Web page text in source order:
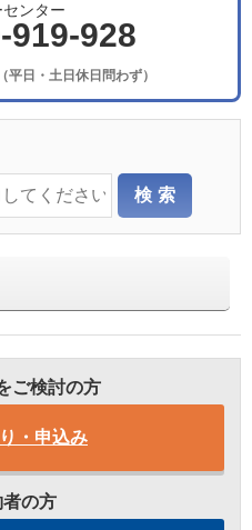
ンター
919-928
日・土日休日問わず）
ご検討の方
・申込み
者の方